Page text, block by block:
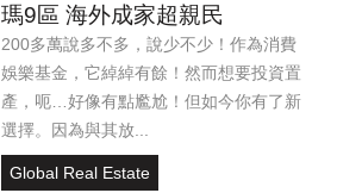
瑪9區 海外成家超親民
200多萬說多不多，說少不少！作為消費
娛樂基金，它綽綽有餘！然而想要投資置
產，呃…好像有點尷尬！但如今你有了新
選擇。因為與其放...
Global Real Estate